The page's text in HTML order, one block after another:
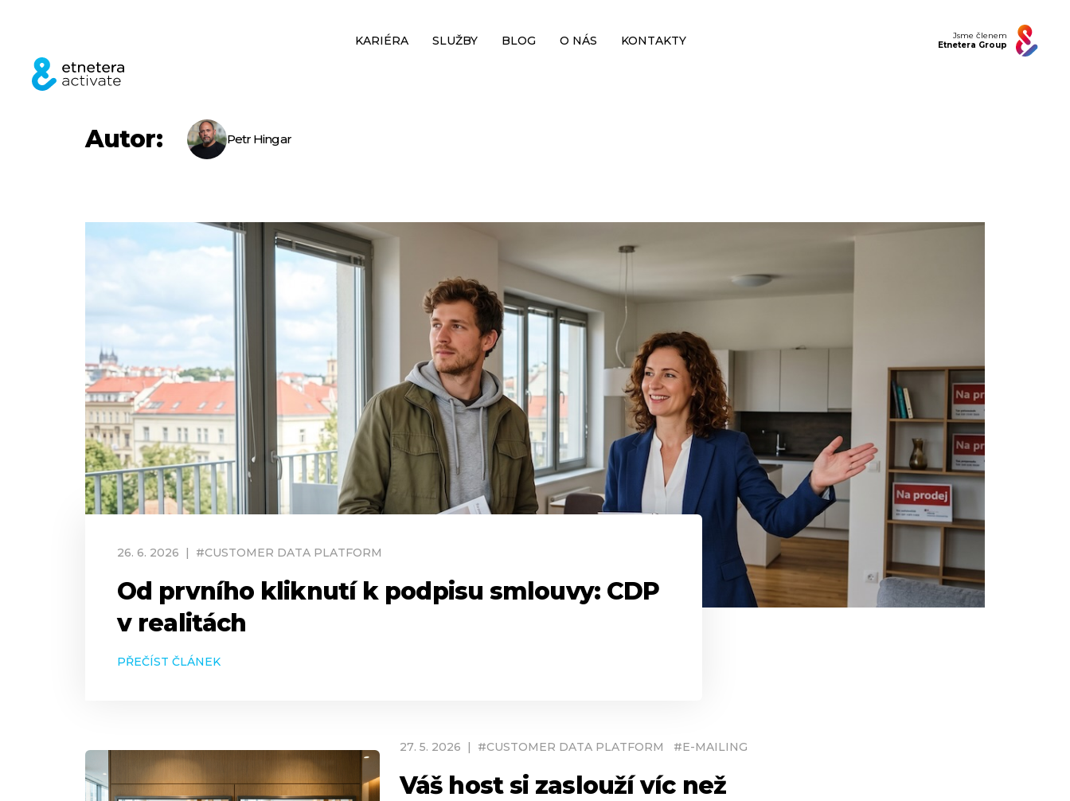
KARIÉRA SLUŽBY BLOG O NÁS KONTAKTY
Jsme členem
Etnetera Group
Autor: Petr Hingar
26. 6. 2026 | #CUSTOMER DATA PLATFORM
Od prvního kliknutí k podpisu smlouvy: CDP
v realitách
PŘEČÍST ČLÁNEK
27. 5. 2026 | #CUSTOMER DATA PLATFORM #E-MAILING
Váš host si zaslouží víc než